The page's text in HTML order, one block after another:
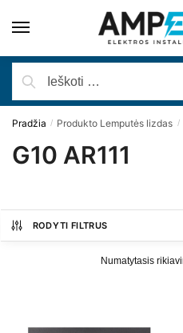
Pradžia / Produkto Lemputės lizdas /
G10 AR111
RODYTI FILTRUS